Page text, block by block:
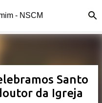
principal
- NSCM
Santo
da Igreja